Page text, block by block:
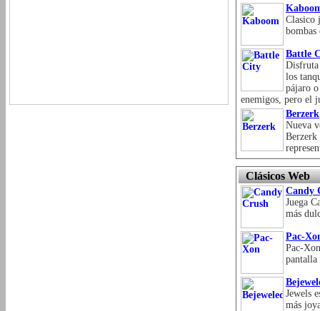
Clasico
bombas
Battle
Disfruta
los
pájaro
enemigos, pero el
Berzerk
Nueva
Berzerk
Clásicos Web
Candy
Juega
más
Pac-
Pac-
pantalla
Jewels
más